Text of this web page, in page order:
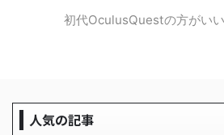
初代OculusQuestの方がい
人気の記事